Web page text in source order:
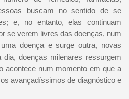
buscam no sentido de se
e, no entanto, elas continuam
se verem livres das doenças, num
doença e surge outra, novas
doenças milenares ressurgem
acontece num momento em que a
avançadíssimos de diagnóstico e